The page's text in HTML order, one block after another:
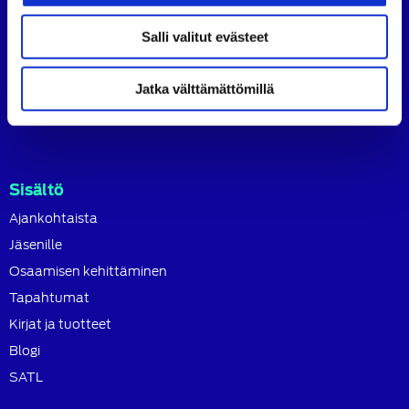
Salli valitut evästeet
Jatka välttämättömillä
koulutusjärjestö.
SATL toimii jäsenyhdistystensä kattojärjestönä, jonka
tavoitteena on ylläpitää ja kehittää koko autoalan
osaamista ja ammattitaitoa.
Lue lisää
Sisältö
Ajankohtaista
Jäsenille
Osaamisen kehittäminen
Tapahtumat
Kirjat ja tuotteet
Blogi
SATL